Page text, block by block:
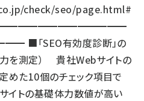
check/seo/page.html#
SEO有効度診断」の
を測定） 貴社Webサイトの
めた10個のチェック項目で
イトの基礎体力数値が高い